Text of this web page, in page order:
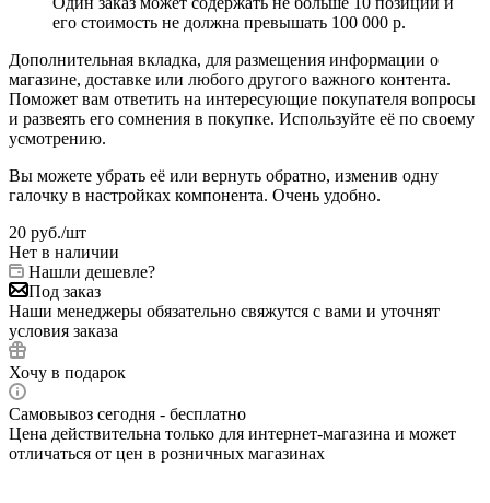
его стоимость не должна превышать 100 000 р.
Дополнительная вкладка, для размещения информации о
магазине, доставке или любого другого важного контента.
Поможет вам ответить на интересующие покупателя вопросы
и развеять его сомнения в покупке. Используйте её по своему
усмотрению.
Вы можете убрать её или вернуть обратно, изменив одну
галочку в настройках компонента. Очень удобно.
20 руб./шт
Нет в наличии
Нашли дешевле?
Под заказ
Наши менеджеры обязательно свяжутся с вами и уточнят
условия заказа
Хочу в подарок
Самовывоз сегодня - бесплатно
Цена действительна только для интернет-магазина и может
отличаться от цен в розничных магазинах